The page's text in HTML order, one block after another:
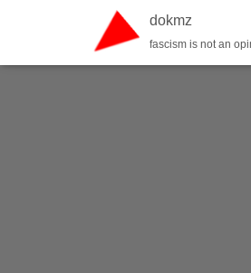
dokmz
fascism is not an